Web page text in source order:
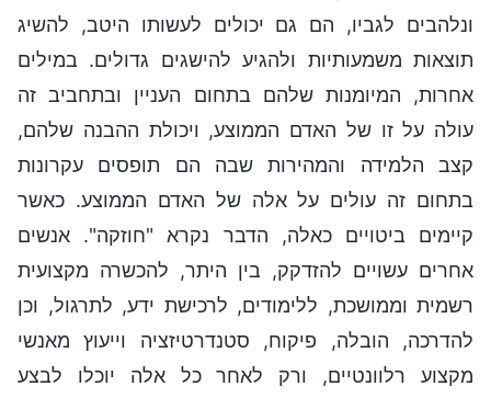
ונלהבים לגביו, הם גם יכולים לעשותו היטב, להשיג
תוצאות משמעותיות ולהגיע להישגים גדולים. במילים
אחרות, המיומנות שלהם בתחום העניין ובתחביב זה
עולה על זו של האדם הממוצע, ויכולת ההבנה שלהם,
קצב הלמידה והמהירות שבה הם תופסים עקרונות
בתחום זה עולים על אלה של האדם הממוצע. כאשר
קיימים ביטויים כאלה, הדבר נקרא "חוזקה". אנשים
אחרים עשויים להזדקק, בין היתר, להכשרה מקצועית
רשמית וממושכת, ללימודים, לרכישת ידע, לתרגול, וכן
להדרכה, הובלה, פיקוח, סטנדרטיזציה וייעוץ מאנשי
מקצוע רלוונטיים, ורק לאחר כל אלה יוכלו לבצע